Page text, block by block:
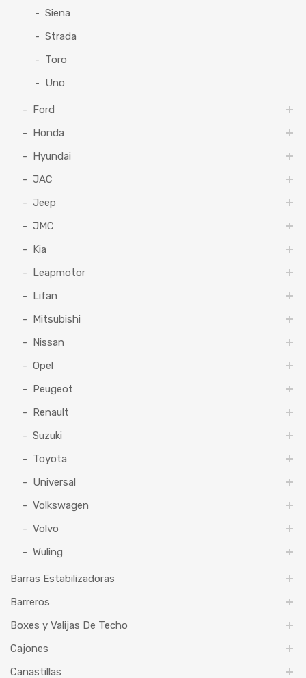
Siena
Strada
Toro
Uno
Ford
Honda
Hyundai
JAC
Jeep
JMC
Kia
Leapmotor
Lifan
Mitsubishi
Nissan
Opel
Peugeot
Renault
Suzuki
Toyota
Universal
Volkswagen
Volvo
Wuling
Barras Estabilizadoras
Barreros
Boxes y Valijas De Techo
Cajones
Canastillas